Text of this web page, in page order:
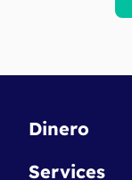
Dinero
Kontakt
Services